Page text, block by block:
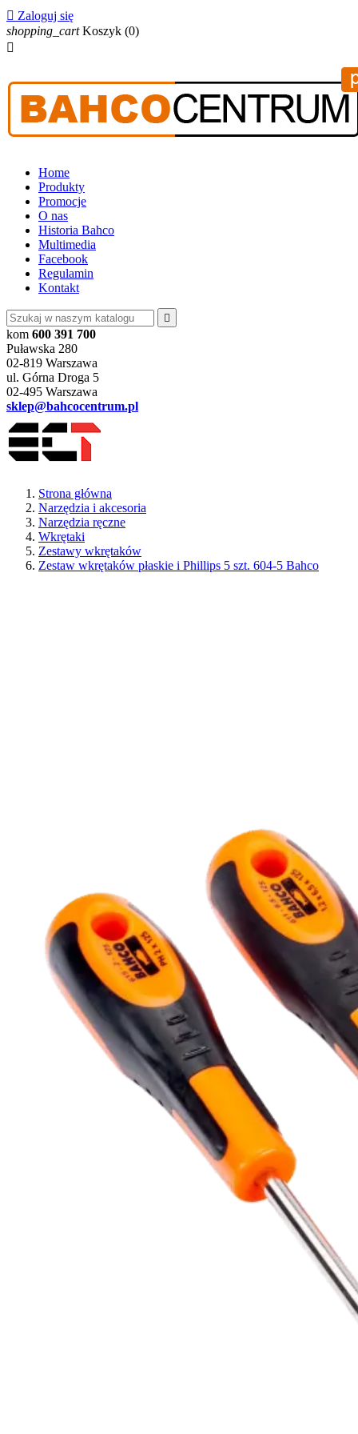
 Zaloguj się
shopping_cart Koszyk (0)

Home
Produkty
Promocje
O nas
Historia Bahco
Multimedia
Facebook
Regulamin
Kontakt

kom 600 391 700
Puławska 280
02-819 Warszawa
ul. Górna Droga 5
02-495 Warszawa
sklep@bahcocentrum.pl
Strona główna
Narzędzia i akcesoria
Narzędzia ręczne
Wkrętaki
Zestawy wkrętaków
Zestaw wkrętaków płaskie i Phillips 5 szt. 604-5 Bahco